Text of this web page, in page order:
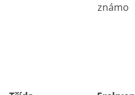
známo